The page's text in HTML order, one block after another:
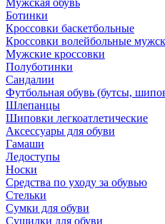
Мужская обувь
Ботинки
Кроссовки баскетбольные
Кроссовки волейбольные
Мужские кроссовки
Полуботинки
Сандалии
Футбольная обувь (бутсы,
Шлепанцы
Шиповки легкоатлетические
Аксессуары для обуви
Гамаши
Ледоступы
Носки
Средства по уходу за обувью
Стельки
Сумки для обуви
Сушилки для обуви